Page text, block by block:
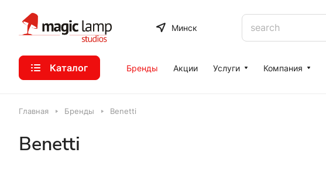
Минск
Каталог Бренды Акции Услуги Компания
Главная Бренды Benetti
Benetti